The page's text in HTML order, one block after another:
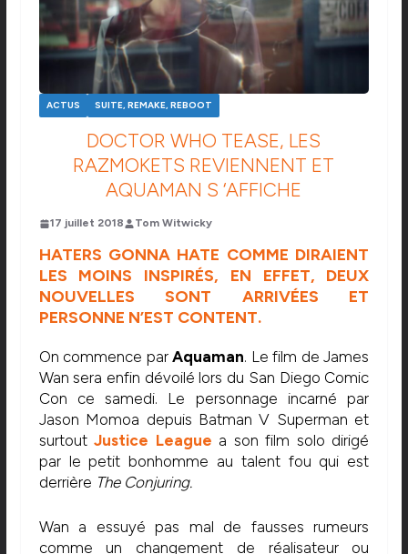
ACTUS SUITE, REMAKE, REBOOT
DOCTOR WHO TEASE, LES
RAZMOKETS REVIENNENT ET
AQUAMAN S ‘AFFICHE
17 juillet 2018 Tom Witwicky
HATERS GONNA HATE COMME DIRAIENT
LES MOINS INSPIRÉS, EN EFFET, DEUX
NOUVELLES SONT ARRIVÉES ET
PERSONNE N’EST CONTENT.
On commence parAquaman. Le film de James
Wan sera enfin dévoilé lors du San Diego Comic
Con ce samedi. Le personnage incarné par
Jason Momoa depuis Batman V Superman et
surtoutJustice League a son film solo dirigé
par le petit bonhomme au talent fou qui est
derrière The Conjuring.
Wan a essuyé pas mal de fausses rumeurs
comme un changement de réalisateur ou